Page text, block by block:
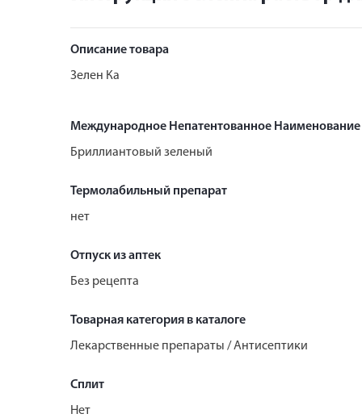
Описание товара
Зелен Ка
Международное Непатентованное Наименование
Бриллиантовый зеленый
Термолабильный препарат
нет
Отпуск из аптек
Без рецепта
Товарная категория в каталоге
Лекарственные препараты / Антисептики
Сплит
Нет